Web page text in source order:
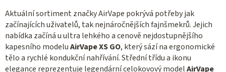
Aktuální sortiment značky AirVape pokrývá potřeby jak
začínajících uživatelů, tak nejnáročnějších fajnšmekrů. Jejich
nabídka začíná u ultra lehkého a cenově nejdostupnějšího
kapesního modeluAirVape XS GO, který sází na ergonomické
tělo a rychlé kondukční nahřívání. Střední třídu a ikonu
elegance reprezentuje legendární celokovový modelAirVape